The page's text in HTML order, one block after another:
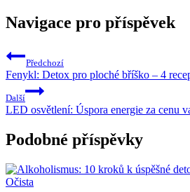
Navigace pro příspěvek
Předchozí
Fenykl: Detox pro ploché bříško – 4
Další
LED osvětlení: Úspora energie za cenu
Podobné příspěvky
Očista